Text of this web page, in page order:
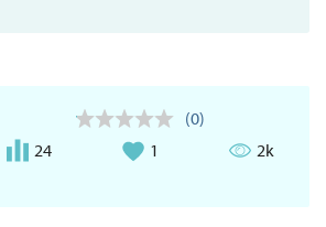
(0)
24
1 2k